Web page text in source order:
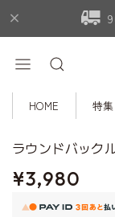
HOME 特集
ラウンドバック
¥3,980